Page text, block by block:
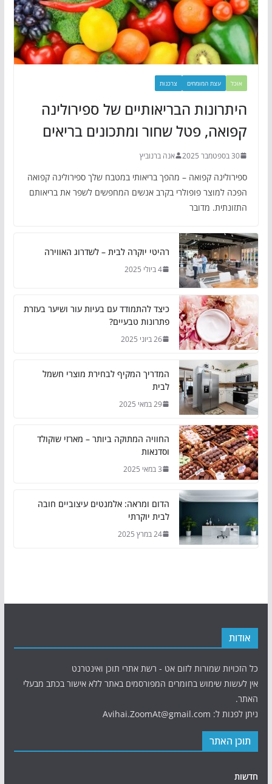
אוכל עצת המומחים צרכנות
היתרונות הבריאותיים של ספירולינה
קפואה, פטל שחור ומתכונים בריאים
30 בספטמבר 2025 אנה ברנוביץ
ספירולינה קפואה – מהפך בריאותי במטבח שלך ספירולינה קפואה
הפכה למוצר פופולרי בקרב אנשים המחפשים לשפר את בריאותם
התזונתית. מדובר
רהיטי יוקרה לבית – לשדרוג האווירה
4 ביולי 2025
כיצד להתמודד עם בעיות עור ושיער בעזרת
פתרונות טבעיים?
26 ביוני 2025
המדריך המקיף לבחירת מוצרי חשמל
לבית
29 במאי 2025
החוויה המתוקה ביותר – מארזי שוקולד
וסדנאות
3 במאי 2025
הדום ומראה: אלמנטים עיצוביים חובה
לבית יוקרתי
24 במרץ 2025
אודות
כל הזכויות שמורות לזום אט - רשת אתרי תוכן ואינטרנט
אין לעשות שימוש בחומרים המפורסמים באתר ללא אישור בכתב מבעלי
האתר.
ניתן לפנות ל: Avihai.ZoomAt@gmail.com
תוכן האתר
חדשות